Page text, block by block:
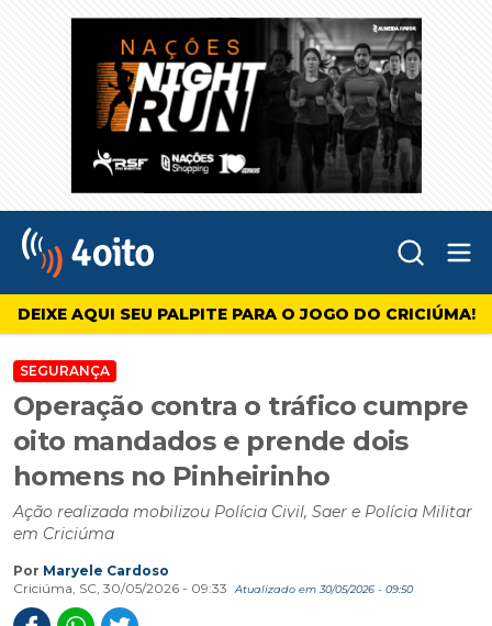
4oito
DEIXE AQUI SEU PALPITE PARA O JOGO DO CRICIÚMA!
SEGURANÇA
Operação contra o tráfico cumpre
oito mandados e prende dois
homens no Pinheirinho
Ação realizada mobilizou Polícia Civil, Saer e Polícia Militar
em Criciúma
Por Maryele Cardoso
Criciúma, SC, 30/05/2026 - 09:33
Atualizado em 30/05/2026 - 09:50